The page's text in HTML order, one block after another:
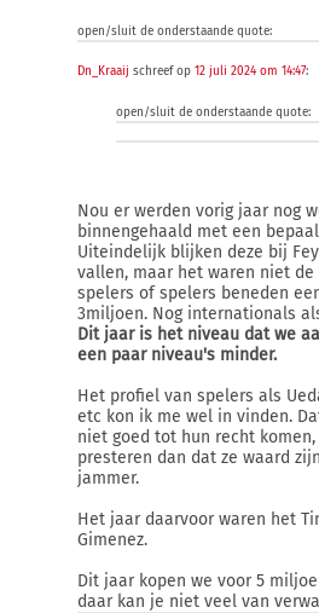
open/sluit de onderstaande quote:
Dn_Kraaij schreef op 12 juli 2024 om 14:47:
open/sluit de onderstaande quote:
Nou er werden vorig jaar nog
binnengehaald met een
Uiteindelijk blijken deze bij
vallen, maar het waren niet
spelers of spelers beneden
3miljoen. Nog internationals
Dit jaar is het niveau dat we
een paar niveau's minder.
Het profiel van spelers als
etc kon ik me wel in vinden.
niet goed tot hun recht
presteren dan dat ze waard
jammer.
Het jaar daarvoor waren het
Gimenez.
Dit jaar kopen we voor 5
daar kan je niet veel van